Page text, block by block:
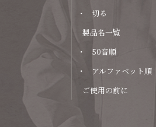
切る
製品名一覧
50音順
アルファベット順
ご使用の前に